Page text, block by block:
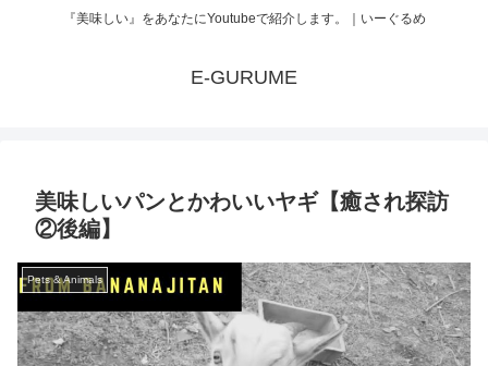
『美味しい』をあなたにYoutubeで紹介します。｜いーぐるめ
E-GURUME
美味しいパンとかわいいヤギ【癒され探訪
②後編】
Pets & Animals